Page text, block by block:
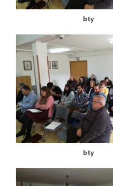
bty
bty